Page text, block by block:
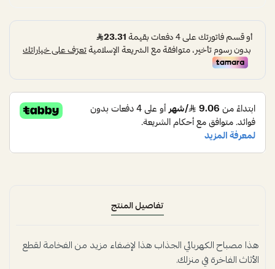
تفاصيل المنتج
هذا مصباح الكهربائي الجذاب هذا لإضفاء مزيد من الفخامة لقطع
الأثاث الفاخرة في منزلك.